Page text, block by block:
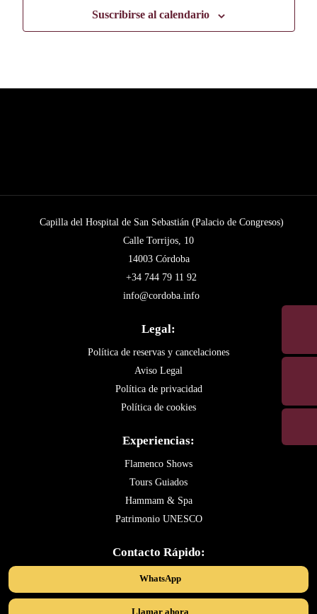
Suscribirse al calendario
Capilla del Hospital de San Sebastián (Palacio de Congresos)
Calle Torrijos, 10
14003 Córdoba
+34 744 79 11 92
info@cordoba.info
Legal:
Política de reservas y cancelaciones
Aviso Legal
Política de privacidad
Política de cookies
Experiencias:
Flamenco Shows
Tours Guiados
Hammam & Spa
Patrimonio UNESCO
Contacto Rápido:
WhatsApp
Llamar ahora